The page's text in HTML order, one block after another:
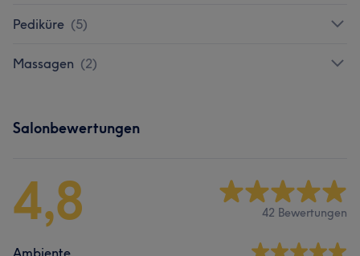
Pediküre (5)
Massagen (2)
Salonbewertungen
4,8 42 Bewertungen
Ambiente